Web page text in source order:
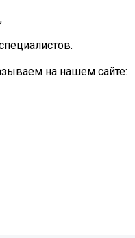
на нашем сайте: